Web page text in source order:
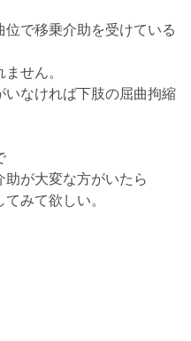
で移乗介助を受けている
せん。
いなければ下肢の屈曲拘縮
が大変な方がいたら
みて欲しい。